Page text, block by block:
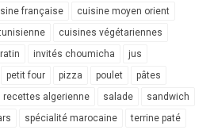
française
cuisine moyen orient
cuisines végétariennes
invités choumicha
jus
petit four pizza poulet
pâtes
recettes algerienne salade
sandwich
spécialité marocaine terrine paté